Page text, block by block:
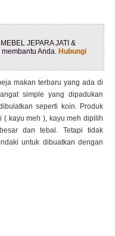
JEPARA JATI &
Anda. Hubungi
makan terbaru yang ada di
simple yang dipadukan
seperti koin. Produk
( kayu meh ), kayu meh dipilih
dan tebal. Tetapi tidak
untuk dibuatkan dengan